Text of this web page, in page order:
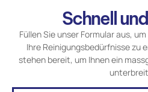
Schnell
Füllen Sie unser Formular aus,
Ihre Reinigungsbedürfnisse zu
stehen bereit, um Ihnen ein